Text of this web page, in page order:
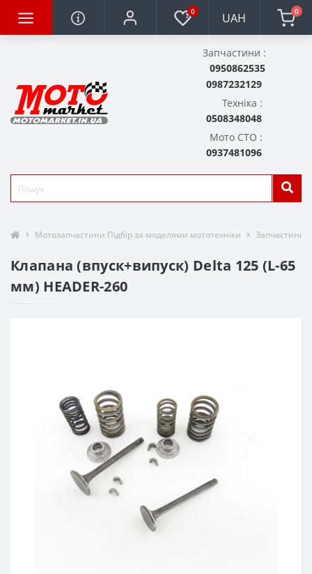
0 UAH 0
Запчастини :
0950862535
0987232129
Техніка :
0508348048
Мото СТО :
0937481096
Мотозапчастини Підбір за моделями мототехніки Запчастини
Клапана (впуск+випуск) Delta 125 (L-65
мм) HEADER-260